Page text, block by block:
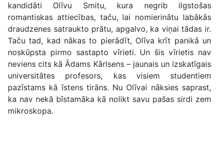
kandidāti Olīvu Smitu, kura negrib ilgstošas
romantiskas attiecības, taču, lai nomierinātu labākās
draudzenes satraukto prātu, apgalvo, ka viņai tādas ir.
Taču tad, kad nākas to pierādīt, Olīva krīt panikā un
noskūpsta pirmo sastapto vīrieti. Un šis vīrietis nav
neviens cits kā Ādams Kārlsens – jaunais un izskatīgais
universitātes profesors, kas visiem studentiem
pazīstams kā īstens tirāns. Nu Olīvai nāksies saprast,
ka nav nekā bīstamāka kā nolikt savu pašas sirdi zem
mikroskopa.